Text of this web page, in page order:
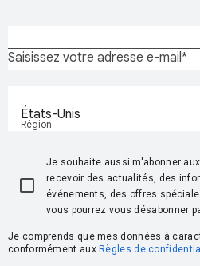
Saisissez votre adresse e-mail
Région
États-Unis
Je souhaite aussi m'abonner
recevoir des actualités, des
événements, des offres
vous pourrez vous désabonner
Je comprends que mes données à
conformément aux Règles de